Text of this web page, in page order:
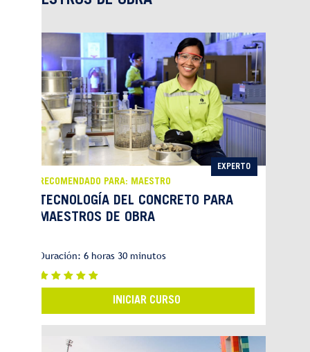
EXPERTO
RECOMENDADO PARA: MAESTRO
TECNOLOGÍA DEL CONCRETO PARA
MAESTROS DE OBRA
Duración: 6 horas 30 minutos
INICIAR CURSO